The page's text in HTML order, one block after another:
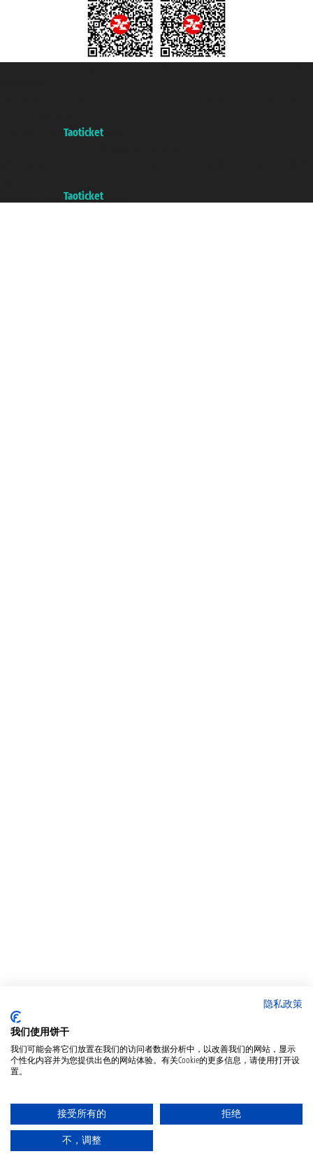
Taoticket
Taoticket
隐私政策
我们使用饼干
我们可能会将它们放置在我们的访问者数据分析中，以改善我们的网站，显示
个性化内容并为您提供出色的网站体验。有关Cookie的更多信息，请使用打开设
置。
接受所有的 拒绝
不，调整